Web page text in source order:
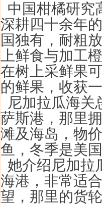
中国柑橘研究
深耕四十余年
国独有，耐粗
上鲜食与加工
在树上采鲜果
的鲜果，收获
尼加拉瓜海关
萨斯港，那里
滩及海岛，物
鱼，冬季是美
她介绍尼加拉
海港，非常适
望，那里的货